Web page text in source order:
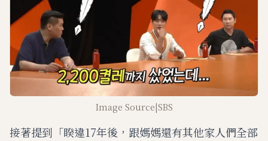
Image Source|SBS
接著提到「睽違17年後，跟媽媽還有其他家人們全部